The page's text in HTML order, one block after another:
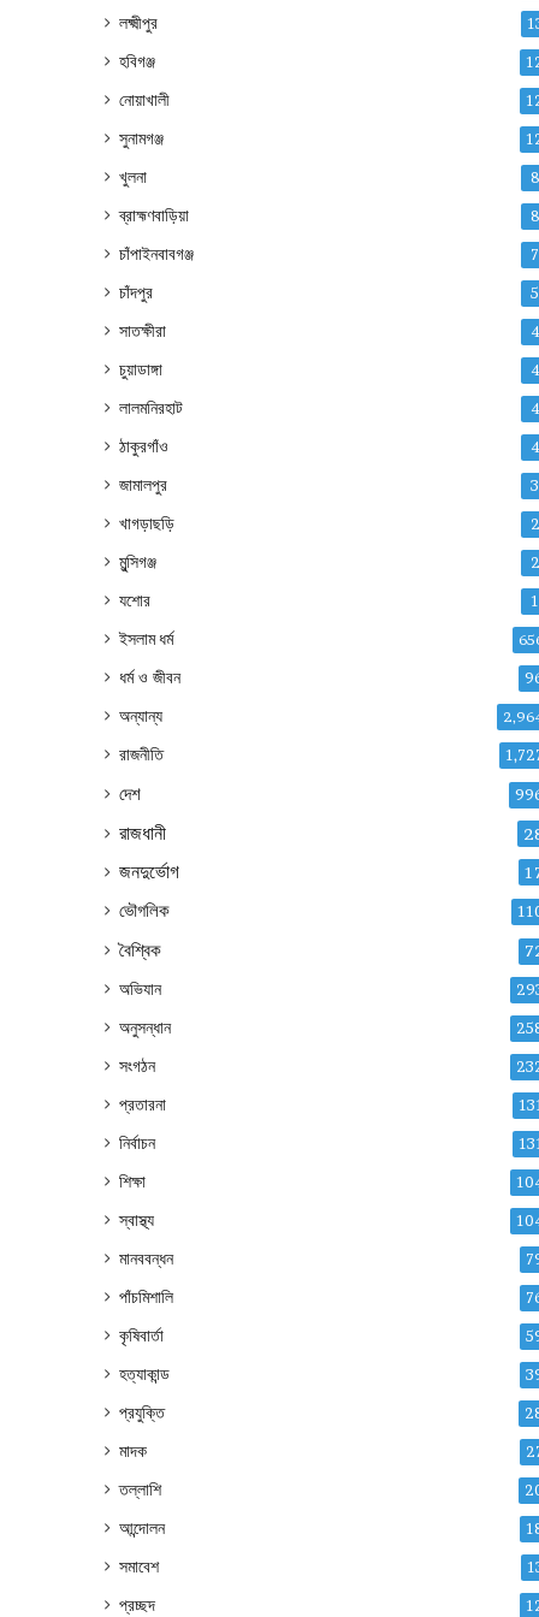
লক্ষ্মীপুর
হবিগঞ্জ
নোয়াখালী
সুনামগঞ্জ
খুলনা 8
ব্রাহ্মণবাড়িয়া 8
চাঁপাইনবাবগঞ্জ 7
চাঁদপুর 5
সাতক্ষীরা 4
চুয়াডাঙ্গা 4
লালমনিরহাট 4
ঠাকুরগাঁও 4
জামালপুর 3
খাগড়াছড়ি 2
মুন্সিগঞ্জ 2
যশোর 1
ইসলাম ধর্ম
ধর্ম ও জীবন
অন্যান্য
রাজনীতি
দেশ
রাজধানী
জনদুর্ভোগ
ভৌগলিক
বৈশ্বিক
অভিযান
অনুসন্ধান
সংগঠন
প্রতারনা
নির্বাচন
শিক্ষা
স্বাস্থ্য
মানববন্ধন
পাঁচমিশালি
কৃষিবার্তা
হত্যাকান্ড
প্রযুক্তি
মাদক
তল্লাশি
আন্দোলন
সমাবেশ
প্রচ্ছদ